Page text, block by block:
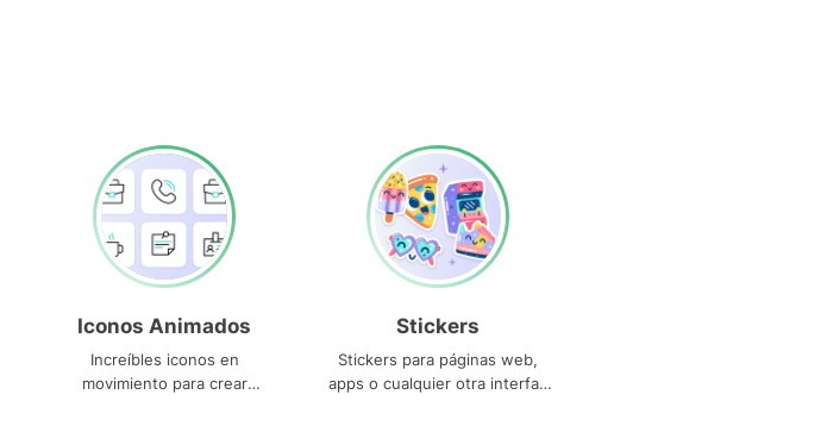
Iconos Animados
Increíbles iconos en
movimiento para crear
Stickers
Stickers para páginas web,
apps o cualquier otra interfaz